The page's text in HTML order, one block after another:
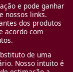
e pode ganhar
nossos links.
dos produtos
acordo com
de uma
Nosso intuito é